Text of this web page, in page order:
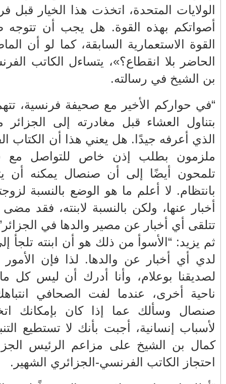
أن ترتفع
دائماً نحو
أن يطارد
كمال
صنصال
كما
وابنته
لا أملك أي
دون أن
بن الشيخ،
ما إذا كان
بالنسبة
صحيحًا. من
عمر وصحة
العفو
يعلق
ظروف
تنقيلات في صفوف كبار الضباط الدرك
الملكي
FACEBOOK
أرشيف
◄
2026
(22)
▼
2025
(1335)
◄نوفمبر
(1)
◄ يوليو(88)
◄يونيو(222)
◄
مايو (195)
◄ أبريل(209)
◄
مارس (163)
▼
فبراير(235)
رسميا أول أيام رمضان المبارك الاحد
2 مارس 2025
يوم غد السبت كأول أيام الشهر
الفضيل في عدد من الدو...
وزير خارجية جمهورية كازاخستان
يشيد بالمبادرات المل...
الإعلان عن قرب دخول اتفاقية
الإعفاء من التأشيرة بي...